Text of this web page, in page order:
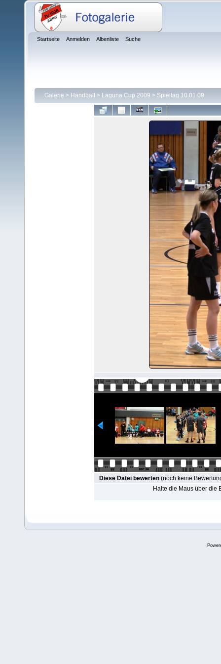
Startseite Anmelden Albenliste Suche
Galerie > Handball > Laguna Cup 2009 > Spieltag 10.01.09
Diese Datei bewerten (noch keine
Halte die Maus über die